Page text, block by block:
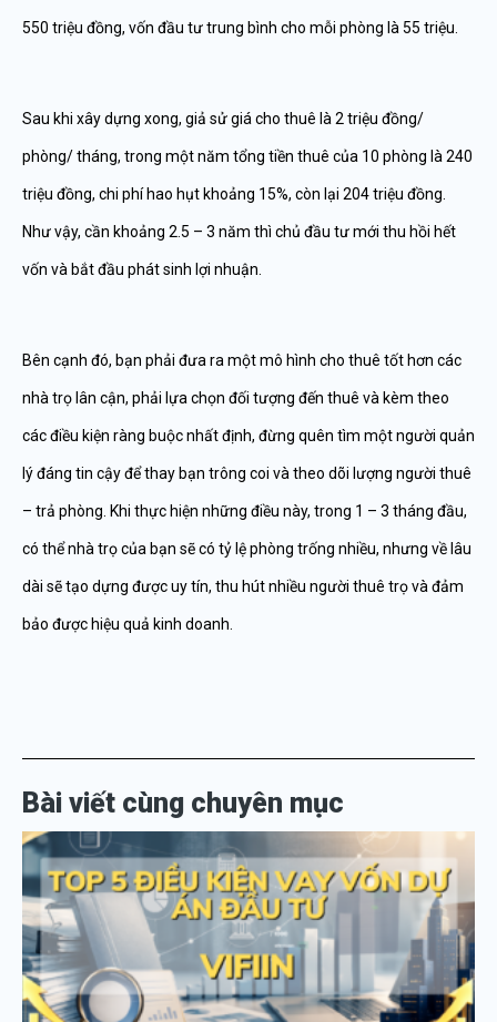
550 triệu đồng, vốn đầu tư trung bình cho mỗi phòng là 55 triệu.
Sau khi xây dựng xong, giả sử giá cho thuê là 2 triệu đồng/
phòng/ tháng, trong một năm tổng tiền thuê của 10 phòng là 240
triệu đồng, chi phí hao hụt khoảng 15%, còn lại 204 triệu đồng.
Như vậy, cần khoảng 2.5 – 3 năm thì chủ đầu tư mới thu hồi hết
vốn và bắt đầu phát sinh lợi nhuận.
Bên cạnh đó, bạn phải đưa ra một mô hình cho thuê tốt hơn các
nhà trọ lân cận, phải lựa chọn đối tượng đến thuê và kèm theo
các điều kiện ràng buộc nhất định, đừng quên tìm một người quản
lý đáng tin cậy để thay bạn trông coi và theo dõi lượng người thuê
– trả phòng. Khi thực hiện những điều này, trong 1 – 3 tháng đầu,
có thể nhà trọ của bạn sẽ có tỷ lệ phòng trống nhiều, nhưng về lâu
dài sẽ tạo dựng được uy tín, thu hút nhiều người thuê trọ và đảm
bảo được hiệu quả kinh doanh.
Bài viết cùng chuyên mục